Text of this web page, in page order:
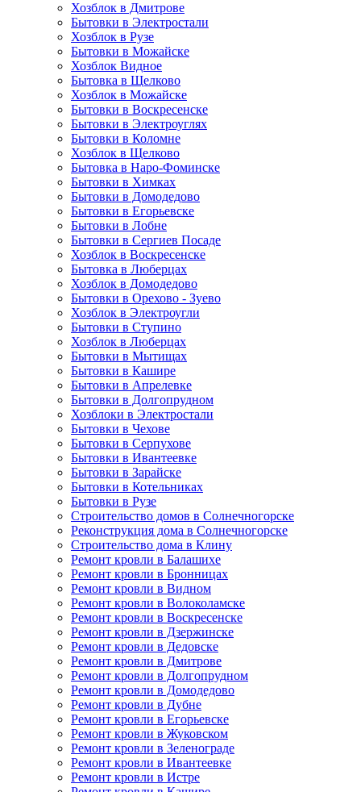
Хозблок в Дмитрове
Бытовки в Электростали
Хозблок в Рузе
Бытовки в Можайске
Хозблок Видное
Бытовкa в Щелково
Хозблок в Можайске
Бытовки в Воскресенске
Бытовки в Электроуглях
Бытовки в Коломне
Хозблок в Щелково
Бытовка в Наро-Фоминске
Бытовки в Химках
Бытовки в Домодедово
Бытовки в Егорьевске
Бытовки в Лобне
Бытовки в Сергиев Посаде
Хозблок в Воскресенске
Бытовка в Люберцах
Хозблок в Домодедово
Бытовки в Орехово - Зуево
Хозблок в Электроугли
Бытовки в Ступино
Хозблок в Люберцах
Бытовки в Мытищах
Бытовки в Кашире
Бытовки в Апрелевке
Бытовки в Долгопрудном
Хозблоки в Электростали
Бытовки в Чехове
Бытовки в Серпухове
Бытовки в Ивантеевке
Бытовки в Зарайске
Бытовки в Котельниках
Бытовки в Рузе
Строительство домов в Солнечногорске
Реконструкция дома в Солнечногорске
Строительство дома в Клину
Ремонт кровли в Балашихе
Ремонт кровли в Бронницах
Ремонт кровли в Видном
Ремонт кровли в Волоколамске
Ремонт кровли в Воскресенске
Ремонт кровли в Дзержинске
Ремонт кровли в Дедовске
Ремонт кровли в Дмитрове
Ремонт кровли в Долгопрудном
Ремонт кровли в Домодедово
Ремонт кровли в Дубне
Ремонт кровли в Егорьевске
Ремонт кровли в Жуковском
Ремонт кровли в Зеленограде
Ремонт кровли в Ивантеевке
Ремонт кровли в Истре